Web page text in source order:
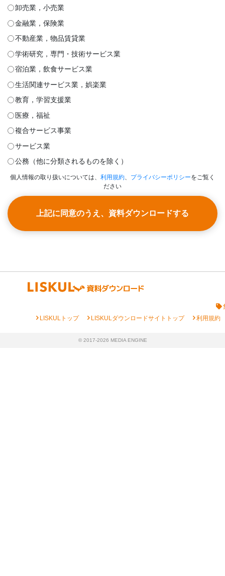
卸売業，小売業
金融業，保険業
不動産業，物品賃貸業
学術研究，専門・技術サービス業
宿泊業，飲食サービス業
生活関連サービス業，娯楽業
教育，学習支援業
医療，福祉
複合サービス事業
サービス業
公務（他に分類されるものを除く）
個人情報の取り扱いについては、 利用規約、 プライバシーポリシーをご覧く
ださい
上記に同意のうえ、資料ダウンロードする
chevron_rightLISKULトップ chevron_rightLISKULダウンロードサイトトップ chevron_right利用規約
© 2017-2026 MEDIA ENGINE